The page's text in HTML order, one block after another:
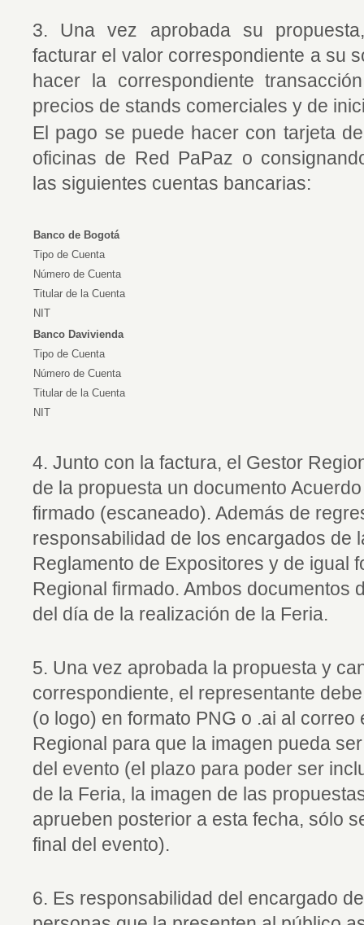
3. Una vez aprobada su
facturar el valor correspondiente a su
hacer la correspondiente
precios de stands comerciales y de
El pago se puede hacer con tarjeta
oficinas de Red PaPaz o
las siguientes cuentas bancarias:
Banco de Bogotá
Tipo de Cuenta
Número de Cuenta
Titular de la Cuenta
NIT
Banco Davivienda
Tipo de Cuenta
Número de Cuenta
Titular de la Cuenta
NIT
4. Junto con la factura, el Gestor
de la propuesta un documento
firmado (escaneado). Además de
responsabilidad de los encargados de
Reglamento de Expositores y de igual
Regional firmado. Ambos documentos
del día de la realización de la Feria.
5. Una vez aprobada la propuesta y
correspondiente, el representante
(o logo) en formato PNG o .ai al
Regional para que la imagen pueda
del evento (el plazo para poder ser
de la Feria, la imagen de las
aprueben posterior a esta fecha, sólo
final del evento).
6. Es responsabilidad del encargado